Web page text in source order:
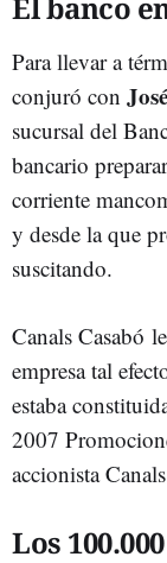
Para llevar a
conjuró con
sucursal del
bancario
corriente
y desde la que
suscitando.
Canals Casabó
empresa tal
estaba
2007
accionista
Los